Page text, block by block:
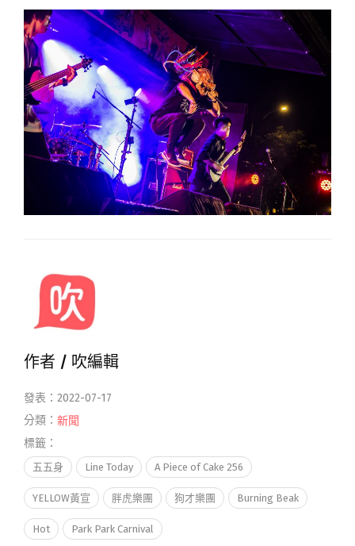
作者 / 吹編輯
發表：2022-07-17
分類： 新聞
標籤：
五五身 Line Today A Piece of Cake 256
YELLOW黃宣 胖虎樂團 狗才樂團 Burning Beak
Hot Park Park Carnival